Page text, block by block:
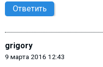
Ответить
grigory
9 марта 2016 12:43